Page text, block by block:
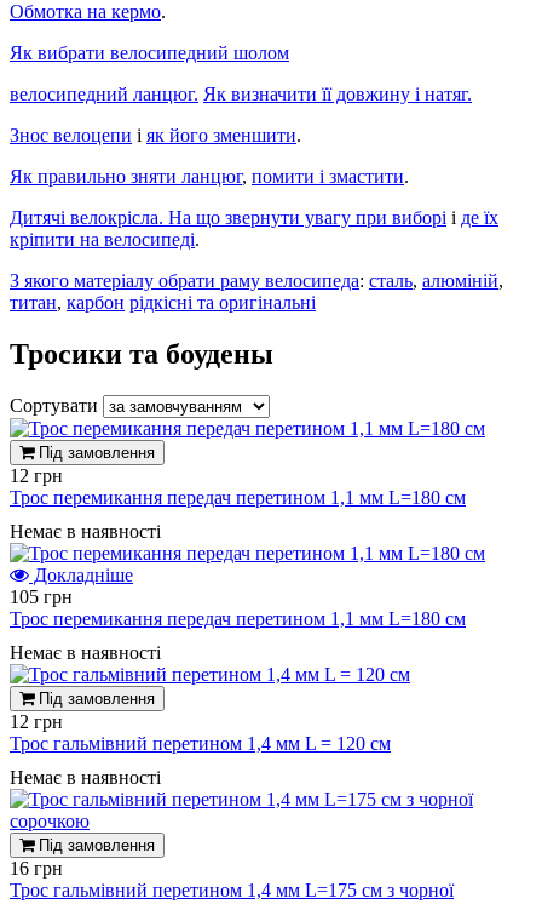
Обмотка на кермо.
Як вибрати велосипедний шолом
велосипедний ланцюг. Як визначити її довжину і натяг.
Знос велоцепи і як його зменшити.
Як правильно зняти ланцюг, помити і змастити.
Дитячі велокрісла. На що звернути увагу при виборі і де їх
кріпити на велосипеді.
З якого матеріалу обрати раму велосипеда: сталь, алюміній,
титан, карбон рідкісні та оригінальні
Тросики та боудены
Сортувати
Під замовлення
12 грн
Трос перемикання передач перетином 1,1 мм L=180 см
Немає в наявності
Докладніше
105 грн
Трос перемикання передач перетином 1,1 мм L=180 см
Немає в наявності
Під замовлення
12 грн
Трос гальмівний перетином 1,4 мм L = 120 см
Немає в наявності
Під замовлення
16 грн
Трос гальмівний перетином 1,4 мм L=175 см з чорної